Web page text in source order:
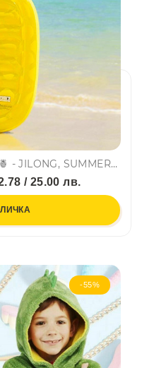
Надуваем дюшек АНАНАС 🍍 - JILONG, SUMMER ENJOY 37348
/ 25.00 лв.
-55%